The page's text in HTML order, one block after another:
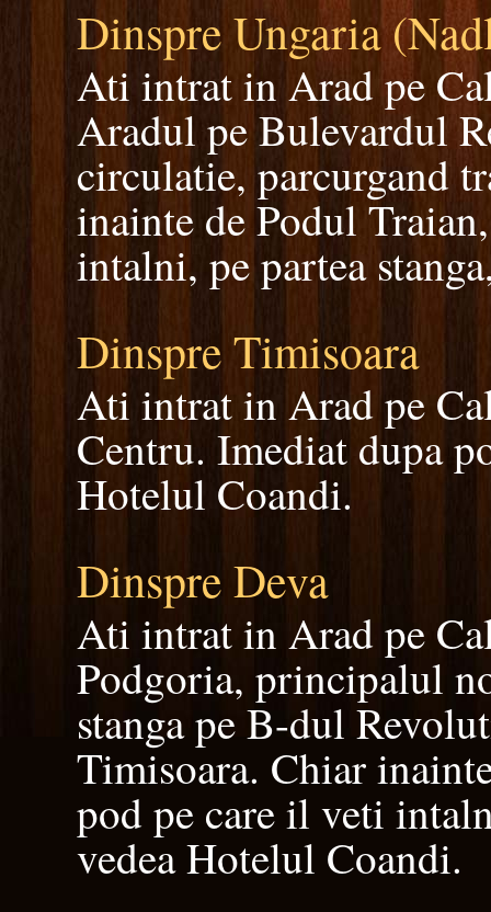
Dinspre Ungaria
Ati intrat in Arad pe
Aradul pe Bulevardul
circulatie, parcurgand
inainte de Podul
intalni, pe partea
Dinspre Timisoara
Ati intrat in Arad pe
Centru. Imediat dupa
Hotelul Coandi.
Dinspre Deva
Ati intrat in Arad pe
Podgoria, principalul
stanga pe B-dul
Timisoara. Chiar
pod pe care il veti
vedea Hotelul Coandi.